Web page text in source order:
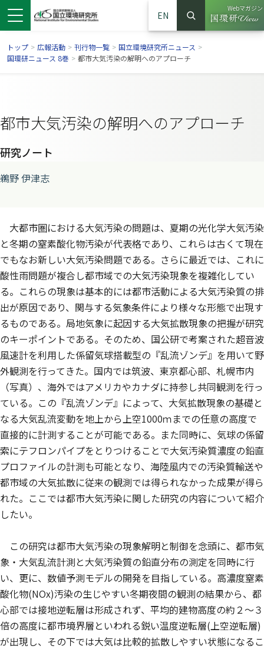
EN
サイト内検索
検索
Webマガジン
（別ウイ
トップ > 広報活動 > 刊行物一覧 > 国立環境研究所ニュース >
国環研ニュース 8巻 > 都市大気汚染の解明へのアプローチ
都市大気汚染の解明へのアプローチ
研究ノート
鵜野 伊津志
大都市圏における大気汚染の問題は、夏期の光化学大気汚染
と冬期の窒素酸化物汚染が代表格であり、これらは古くて現在
でもなお新しい大気汚染問題である。さらに最近では、これに
酸性雨問題が複合し都市域での大気汚染現象を複雑化してい
る。これらの現象は基本的には都市活動による大気汚染質の排
出が原因であり、関与する気象条件により様々な形態で出現す
るものである。局地気象に起因する大気拡散現象の把握が研究
のキーポイントである。そのため、国公研で考案された超音波
風速計を利用した係留気球搭載型の『乱流ゾンデ』を用いて野
外観測を行ってきた。国内では筑波、東京都心部、札幌市内
（写真）、海外ではアメリカやカナダに持参し共同観測を行っ
ている。この『乱流ゾンデ』によって、大気拡散現象の基礎と
なる大気乱流変動を地上から上空1000ｍまでの任意の高度で
直接的に計測することが可能である。また同時に、気球の係留
索にテフロンパイプをとりつけることで大気汚染質濃度の鉛直
プロファイルの計測も可能となり、海陸風内での汚染質輸送や
都市域の大気拡散に従来の観測では得られなかった成果が得ら
れた。ここでは都市大気汚染に関した研究の内容について紹介
したい。
この研究は都市大気汚染の現象解明と制御を念頭に、都市気
象・大気乱流計測と大気汚染質の鉛直分布の測定を同時に行
い、更に、数値予測モデルの開発を目指している。高濃度窒素
酸化物(NOx)汚染の生じやすい冬期夜間の観測の結果から、都
心部では接地逆転層は形成されず、平均的建物高度の約２〜３
倍の高度に都市境界層といわれる鋭い温度逆転層(上空逆転層)
が出現し、その下では大気は比較的拡散しやすい状態になるこ